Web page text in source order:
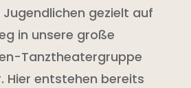
Jugendlichen gezielt auf
in unsere große
Tanztheatergruppe
Hier entstehen bereits